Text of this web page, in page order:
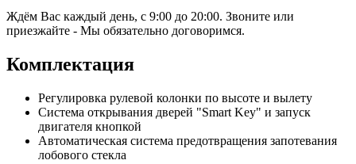
Ждём Вас каждый день, с 9:00 до 20:00. Звоните или
приезжайте - Мы обязательно договоримся.
Комплектация
Регулировка рулевой колонки по высоте и вылету
Система открывания дверей "Smart Key" и запуск
двигателя кнопкой
Автоматическая система предотвращения запотевания
лобового стекла